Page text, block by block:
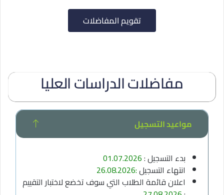
تقويم المفاضلات
مفاضلات الدراسات العليا
مواعيد التسجيل
بدء التسجيل :01.07.2026
انتهاء التسجيل:26.08.2026
اعلان قائمة الطلاب التي سوف تخضع لاختبار التقييم